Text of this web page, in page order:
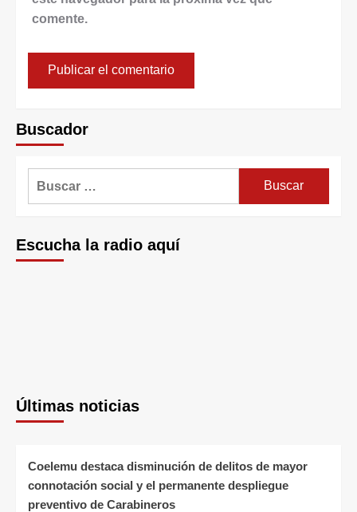
comente.
Buscador
Escucha la radio aquí
Últimas noticias
Coelemu destaca disminución de delitos de mayor
connotación social y el permanente despliegue
preventivo de Carabineros